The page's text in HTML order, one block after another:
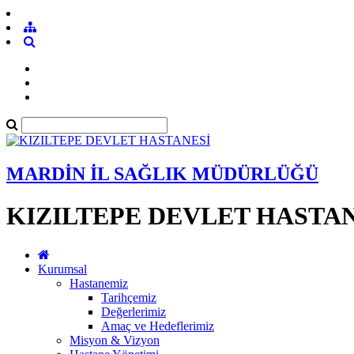
MARDİN İL SAĞLIK MÜDÜRLÜĞÜ
KIZILTEPE DEVLET
Kurumsal
Hastanemiz
Tarihçemiz
Değerlerimiz
Amaç ve Hedeflerimiz
Misyon & Vizyon